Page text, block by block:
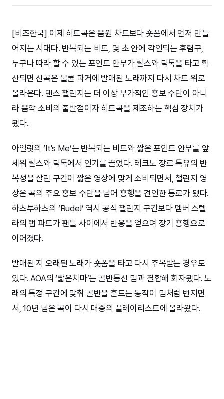
[비즈한국] 이제 히트곡은 음원 차트보다 숏폼에서 먼저 만들
어지는 시대다. 반복되는 비트, 몇 초 안에 각인되는 후렴구,
누구나 따라 할 수 있는 포인트 안무가 릴스와 틱톡을 타고 확
산되면 신곡은 물론 과거에 발매된 노래까지 다시 차트 위로
올라온다. 댄스 챌린지는 더 이상 부가적인 홍보 수단이 아니
라 음악 소비의 출발점이자 히트곡을 제조하는 핵심 장치가
됐다.
아일릿의 ‘It's Me’는 반복되는 비트와 짧은 포인트 안무를 앞
세워 릴스와 틱톡에서 인기를 끌었다. 테크노 장르 특유의 반
복성을 살린 구간이 짧은 영상에 맞게 소비되면서, 챌린지 영
상은 곡의 주요 홍보 수단을 넘어 흥행을 견인한 통로가 됐다.
하츠투하츠의 ‘Rude!’ 역시 공식 챌린지 구간보다 멤버 스텔
라의 랩 파트가 팬들 사이에서 반응을 얻으며 장기 흥행으로
이어졌다.
발매된 지 오래된 노래가 숏폼을 타고 다시 주목받는 경우도
있다. AOA의 ‘짧은치마’는 골반통신 밈과 결합해 회자됐다. 노
래의 특정 구간에 맞춰 골반을 흔드는 동작이 밈처럼 번지면
서, 10년 넘은 곡이 다시 대중의 플레이리스트에 올라왔다.